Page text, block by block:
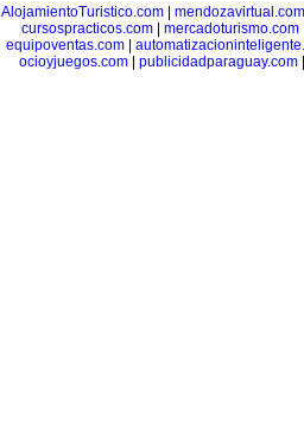
AlojamientoTuristico.com
mendozavirtual.com
cursospracticos.com| mercadoturismo.com
equipoventas.com|
ocioyjuegos.com| publicidadparaguay.com